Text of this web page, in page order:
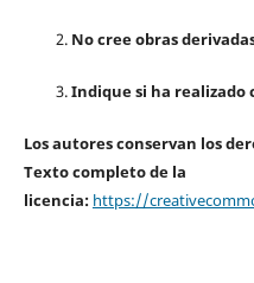
No cree obras
Indique si ha realizado
Los autores conservan los
Texto completo de la
licencia: https://